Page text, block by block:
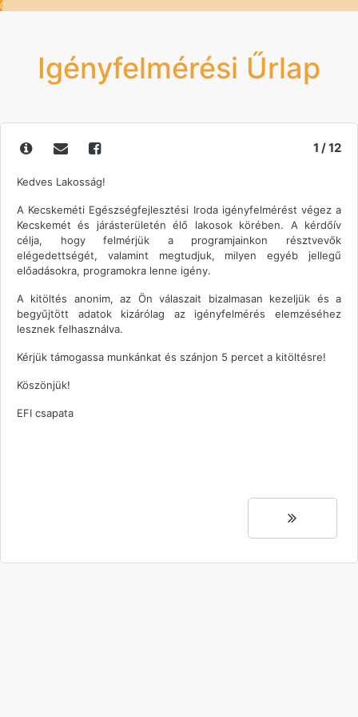
0%
Igényfelmérési Űrlap
1 / 12
Kedves Lakosság!
A Kecskeméti Egészségfejlesztési Iroda igényfelmérést végez a
Kecskemét és járásterületén élő lakosok körében. A kérdőív
célja, hogy felmérjük a programjainkon résztvevők
elégedettségét, valamint megtudjuk, milyen egyéb jellegű
előadásokra, programokra lenne igény.
A kitöltés anonim, az Ön válaszait bizalmasan kezeljük és a
begyűjtött adatok kizárólag az igényfelmérés elemzéséhez
lesznek felhasználva.
Kérjük támogassa munkánkat és szánjon 5 percet a kitöltésre!
Köszönjük!
EFI csapata